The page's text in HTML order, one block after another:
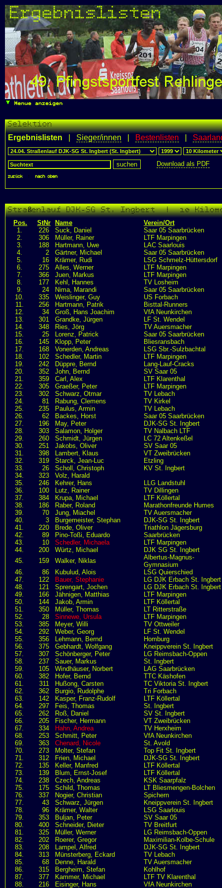
Ergebnislisten
Menue anzeigen
Selektion
Ergebnislisten Sieger/innen Bestenlisten
Download als PDF
zurück nach oben
Straßenlauf DJK-SG St. Ingbert | 10
Pos. StNr Name
Verein/Ort
1.
226 Suck, Daniel
Saar 05 Saarbrücken
2.
306 Müller, Rainer
LTF Marpingen
3.
188 Hartmann, Uwe
LAC Saarlouis
4.
2 Gärtner, Michael
Saar 05 Saarbrücken
5.
16 Krämer, Rudi
LSG Schmelz-Hüttersdorf
6.
275 Alles, Werner
LTF Marpingen
7.
366 Juen, Markus
LTF Marpingen
8.
177 Kehl, Hannes
TV Losheim
9.
24 Nima, Marandi
Saar 05 Saarbrücken
10.
335 Weislinger, Guy
US Forbach
11.
256 Hartmann, Patrik
Bisttal-Runners
12.
34 Groß, Hans Joachim
VfA Neunkirchen
13.
301 Grandke, Jürgen
LF St. Wendel
14.
348 Ries, Jörg
TV Auersmacher
15.
25 Lorenz, Patrick
Saar 05 Saarbrücken
16.
145 Klopp, Peter
Bliesransbach
17.
168 Vonerden, Andreas
LSG Sbr.-Sulzbachtal
18.
102 Schedler, Martin
LTF Marpingen
19.
242 Düppre, Bernd
Lang-Lauf-Cracks
20.
352 John, Bernd
SV Saar 05
21.
359 Carl, Alex
LTF Klarenthal
22.
305 Graeßer, Peter
LTF Marpingen
23.
302 Schwarz, Otmar
TV Lebach
24.
81 Rabung, Clemens
TV Kirkel
25.
235 Paulus, Armin
TV Lebach
26.
62 Backes, Horst
Saar 05 Saarbrücken
27.
196 May, Peter
DJK-SG St. Ingbert
28.
303 Salamon, Holger
TV Nalbach LTF
29.
260 Schmidt, Jürgen
LC 72 Altenkeßel
30.
251 Jakobs, Oliver
SV Saar 05
31.
398 Lambert, Klaus
VT Zweibrücken
32.
319 Starck, Jean-Luc
Etzling
33.
26 Scholl, Christoph
KV St. Ingbert
34.
323 Volz, Harald
35.
246 Kehrer, Hans
LLG Landstuhl
36.
100 Lutz, Rainer
TV Dillingen
37.
384 Krupa, Michael
LTF Köllertal
38.
186 Raber, Roland
Marathonfreunde Humes
39.
70 Jung, Miachel
TV Auersmacher
40.
3 Burgemeister, Stephan
DJK-SG St. Ingbert
41.
220 Brede, Oliver
Triathlon Jägersburg
42.
89 Pino-Toßi, Eduardo
Saarbrücken
43.
10 Schedler, Michaela
LTF Marpingen
44.
200 Würtz, Michael
DJK SG St. Ingbert
45.
159 Walker, Niklas
Albertus-Magnus-
Gymnasium
46.
86 Kubulud, Alois
LSG Quierschied
47.
122 Bauer, Stephanie
LG DJK Erbach St. Ingbert
48.
121 Sprengart, Jochen
LG DJK Erbach St. Ingbert
49.
166 Jähnigen, Matthias
LTF Marpingen
50.
144 Jakob, Armin
LTF Köllertal
51.
350 Müller, Thomas
LT Ritterstraße
52.
28 Sinnewe, Ursula
LTF Marpingen
53.
385 Meyer, Willi
TV Ottweiler
54.
292 Weber, Georg
LF St. Wendel
55.
356 Lehmann, Bernd
Homburg
56.
375 Gebhardt, Wolfgang
Kneippverein St. Ingbert
57.
307 Schönberger, Peter
LG Reimsbach-Oppen
58.
237 Sauer, Markus
St. Ingbert
59.
105 Windhäuser, Norbert
LAG Saarbrücken
60.
382 Hofer, Bernd
TTC Käshofen
61.
311 Hußong, Carsten
TC Viktoria St. Ingbert
62.
362 Burgio, Rudolphe
Tri Forbach
63.
142 Kasper, Franz-Rudolf
LTF Köllertal
64.
297 Feis, Thomas
St. Ingbert
65.
262 Roß, Daniel
SV St. Ingbert
66.
205 Fischer, Hermann
VT Zweibrücken
67.
334 Hahn, Andrea
TV Herxheim
68.
253 Schmitt, Peter
VfA Neunkirchen
69.
363 Chenard, Nicole
St. Avold
70.
273 Molter, Stefan
Top Fit St. Ingbert
71.
312 Frien, Michael
DJK-SG St. Ingbert
72.
135 Keller, Manfred
LTF Köllertal
73.
139 Blum, Ernst-Josef
LTF Köllertal
74.
238 Czech, Andreas
KSK Saarpfalz
75.
175 Schild, Thomas
LT Bliesmengen-Bolchen
76.
337 Nogier, Christian
Spichern
77.
43 Schwarz, Jürgen
Kneippverein St. Ingbert
78.
96 Krämer, Walter
LSG Saarlouis
79.
353 Buljan, Peter
SV Saar 05
80.
400 Schneider, Dieter
TV Breitfurt
81.
325 Müller, Werner
LG Reimsbach-Oppen
82.
202 Roerer, Gregor
Maximilian-Kolbe-Schule
83.
208 Lampel, Alfred
DJK-SG St. Ingbert
84.
313 Münsterberg, Eckard
TV Lebach
85.
68 Denne, Harald
TV Auersmacher
86.
315 Bergheim, Stefan
Kohlhof
87.
377 Kammer, Michael
LTF TV Klarenthal
88.
216 Eisinger, Hans VfA Neunkirchen